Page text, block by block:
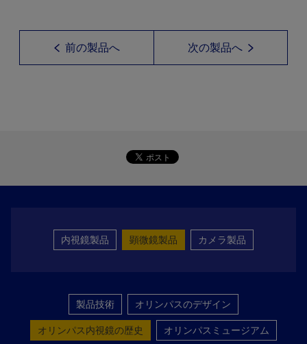
前の製品へ 次の製品へ
内視鏡製品 顕微鏡製品 カメラ製品
製品技術
オリンパスのデザイン
オリンパス内視鏡の歴史
オリンパスミュージアム